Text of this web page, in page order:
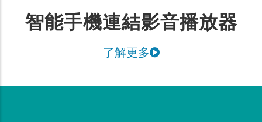
智能手機連結影音播放器
了解更多